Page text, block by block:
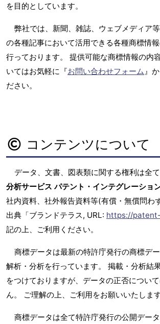
を目的としています。
弊社では、新聞、雑誌、ウェブメディア
の各種記事において活用できる各種商標情
行っております。 提供可能な商標情報の内
いてはお気軽に『お問い合わせフォーム』
ださい。
コンテンツについて
データ、文書、図表類に関する権利は全
分析サービス パテント・インテグレーショ
社内資料、社外報告資料等(有償・無償問わ
出典「ブランドテラス, URL: https://
記の上、ご利用ください。
商標データは最新の特許庁発行の商標デ
解析・分析を行っています。 掲載・分析結
をつけておりますが、データの正否につい
ん。 ご理解の上、ご利用をお願いいたします
商標データは全て特許庁発行の公開データ